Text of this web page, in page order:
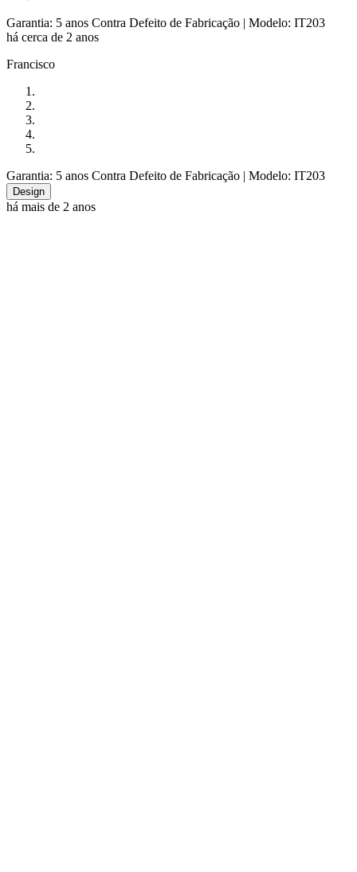
Garantia: 5 anos Contra Defeito de Fabricação | Modelo: IT203
há cerca de 2 anos
Francisco
Garantia: 5 anos Contra Defeito de Fabricação | Modelo: IT203
Design
há mais de 2 anos